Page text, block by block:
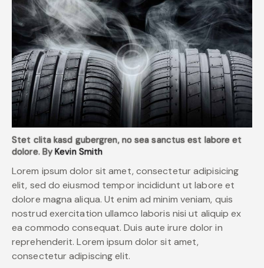
Stet clita kasd gubergren, no sea sanctus est labore et
dolore. ByKevin Smith
Lorem ipsum dolor sit amet, consectetur adipisicing
elit, sed do eiusmod tempor incididunt ut labore et
dolore magna aliqua. Ut enim ad minim veniam, quis
nostrud exercitation ullamco laboris nisi ut aliquip ex
ea commodo consequat. Duis aute irure dolor in
reprehenderit. Lorem ipsum dolor sit amet,
consectetur adipiscing elit.